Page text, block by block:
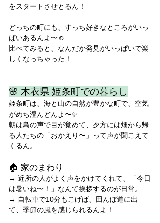
をスタートさせとるん！
どっちの町にも、すっち好きなところがいっ
ぱいあるんよ〜☺️
比べてみると、なんだか発見がいっぱいで楽
しくなっちゃった！
🌸 木衣県 姫条町での暮らし
姫条町は、海と山の自然が豊かな町で、空気
がめち澄んどんよ〜✨
朝は鳥の声で目が覚めて、夕方には畑から帰
る人たちの「おかえり〜」って声が聞こえて
くるん。
🏠 家のまわり
→ 近所の人がよく声をかけてくれて、「今日
は暑いね〜！」なんて挨拶するのが日常。
→ 自転車で10分もこげば、田んぼ道に出
て、季節の風を感じられるんよ！